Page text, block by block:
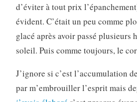
d’éviter à tout prix
évident. C’était un peu comme
glacé après avoir passé plusieurs
soleil. Puis comme toujours, le
J’ignore si c’est l’accumulation
par m’embrouiller l’esprit mais